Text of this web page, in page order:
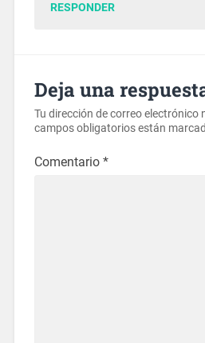
RESPONDER
Deja una
Tu dirección de correo electrónico
campos obligatorios están
Comentario *